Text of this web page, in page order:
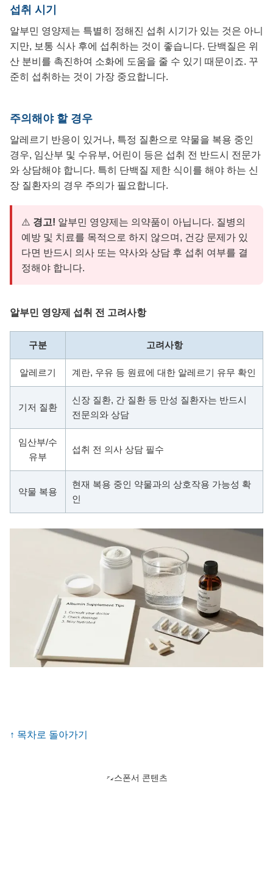
섭취 시기
알부민 영양제는 특별히 정해진 섭취 시기가 있는 것은 아니
지만, 보통 식사 후에 섭취하는 것이 좋습니다. 단백질은 위
산 분비를 촉진하여 소화에 도움을 줄 수 있기 때문이죠. 꾸
준히 섭취하는 것이 가장 중요합니다.
주의해야 할 경우
알레르기 반응이 있거나, 특정 질환으로 약물을 복용 중인
경우, 임산부 및 수유부, 어린이 등은 섭취 전 반드시 전문가
와 상담해야 합니다. 특히 단백질 제한 식이를 해야 하는 신
장 질환자의 경우 주의가 필요합니다.
⚠️ 경고! 알부민 영양제는 의약품이 아닙니다. 질병의
예방 및 치료를 목적으로 하지 않으며, 건강 문제가 있
다면 반드시 의사 또는 약사와 상담 후 섭취 여부를 결
정해야 합니다.
알부민 영양제 섭취 전 고려사항
구분 고려사항
알레르기 계란, 우유 등 원료에 대한 알레르기 유무 확인
기저 질환
신장 질환, 간 질환 등 만성 질환자는 반드시
전문의와 상담
임산부/수
유부
섭취 전 의사 상담 필수
약물 복용
현재 복용 중인 약물과의 상호작용 가능성 확
인
↑ 목차로 돌아가기
스폰서 콘텐츠